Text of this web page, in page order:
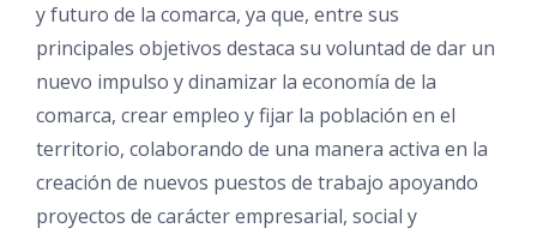
y futuro de la comarca, ya que, entre sus
principales objetivos destaca su voluntad de dar un
nuevo impulso y dinamizar la economía de la
comarca, crear empleo y fijar la población en el
territorio, colaborando de una manera activa en la
creación de nuevos puestos de trabajo apoyando
proyectos de carácter empresarial, social y